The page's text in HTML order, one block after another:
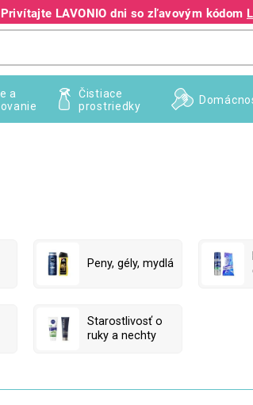
Privítajte LAVONIO dni so zľavovým kódom
a
Čistiace
prostriedky
Peny, gély, mydlá
Starostlivosť o
ruky a nechty